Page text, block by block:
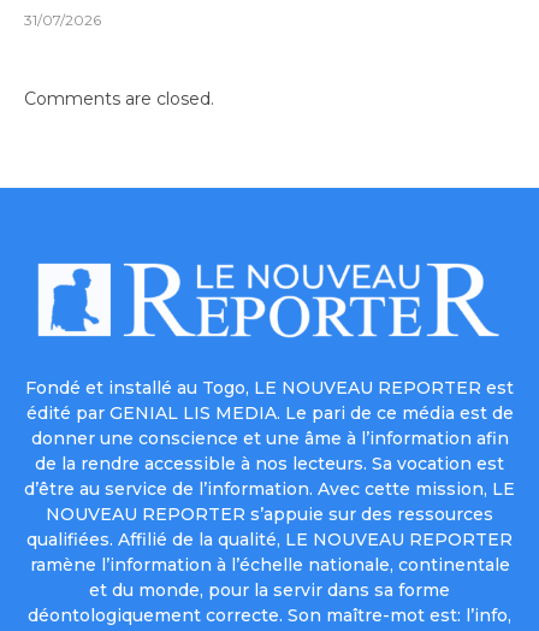
31/07/2026
Comments are closed.
Fondé et installé au Togo, LE NOUVEAU REPORTER est
édité par GENIAL LIS MEDIA. Le pari de ce média est de
donner une conscience et une âme à l’information afin
de la rendre accessible à nos lecteurs. Sa vocation est
d’être au service de l’information. Avec cette mission, LE
NOUVEAU REPORTER s’appuie sur des ressources
qualifiées. Affilié de la qualité, LE NOUVEAU REPORTER
ramène l’information à l’échelle nationale, continentale
et du monde, pour la servir dans sa forme
déontologiquement correcte. Son maître-mot est: l’info,